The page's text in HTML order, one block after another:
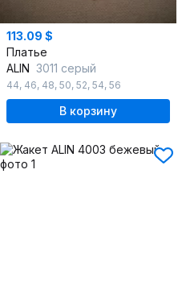
113.09 $
Платье
ALIN 3011 серый
44, 46, 48, 50, 52, 54, 56
В корзину